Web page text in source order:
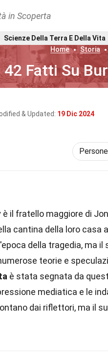
in Scoperta
Scienze Della Terra E Della Vita
Home
Storia
42 Fatti Su
& Updated: 19 Dic 2024
Persone
è il fratello maggiore di
cantina della loro casa a
della tragedia, ma
teorie e
è stata segnata da
mediatica e le
dai riflettori, ma il